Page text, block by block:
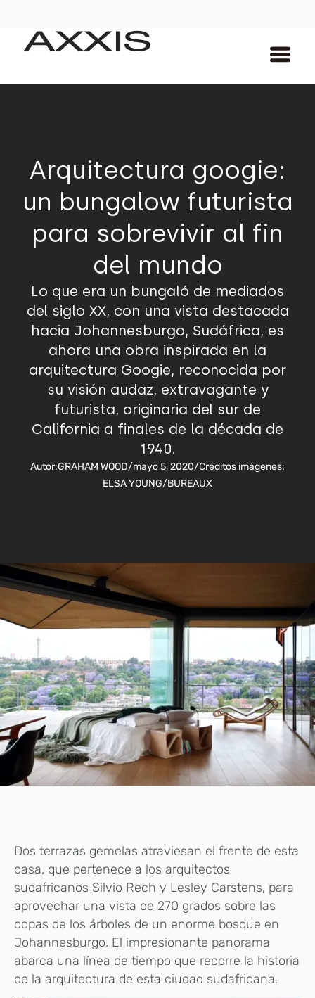
Arquitectura googie:
un bungalow futurista
para sobrevivir al fin
del mundo
Lo que era un bungaló de mediados
del siglo XX, con una vista destacada
hacia Johannesburgo, Sudáfrica, es
ahora una obra inspirada en la
arquitectura Googie, reconocida por
su visión audaz, extravagante y
futurista, originaria del sur de
California a finales de la década de
1940.
Autor:GRAHAM WOOD/mayo 5, 2020/Créditos imágenes:
ELSA YOUNG/BUREAUX
Dos terrazas gemelas atraviesan el frente de esta
casa, que pertenece a los arquitectos
sudafricanos Silvio Rech y Lesley Carstens, para
aprovechar una vista de 270 grados sobre las
copas de los árboles de un enorme bosque en
Johannesburgo. El impresionante panorama
abarca una línea de tiempo que recorre la historia
de la arquitectura de esta ciudad sudafricana.